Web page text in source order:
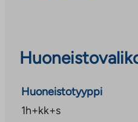
Huoneistotyyppi
1h+kk+s